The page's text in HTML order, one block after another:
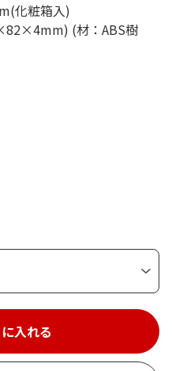
化粧箱入)
(材：ABS樹
入れる